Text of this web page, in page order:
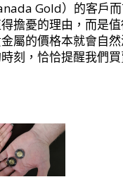
Gold）的客戶
擔憂的理由，而是
屬的價格本就會自
刻，恰恰提醒我們